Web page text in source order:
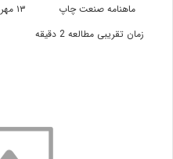
ماهنامه صنعت چاپ
ر
۱۳ مهر ۱۳۹۸
زمان تقریبی مطالعه 2 دقیقه